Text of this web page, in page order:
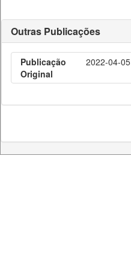
Outras Publicações
Publicação
Original
2022-04-05